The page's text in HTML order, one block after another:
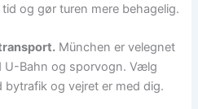
og gør turen mere behagelig.
München er velegnet
U-Bahn og sporvogn. Vælg
bytrafik og vejret er med dig.